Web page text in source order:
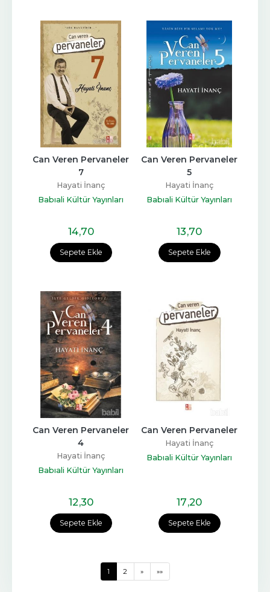
Sepete Ekle
Can Veren Pervaneler
7
Hayati İnanç
Babıali Kültür Yayınları
14,70
Sepete Ekle
Can Veren Pervaneler
5
Hayati İnanç
Babıali Kültür Yayınları
13,70
Sepete Ekle
Can Veren Pervaneler
4
Hayati İnanç
Babıali Kültür Yayınları
12,30
Sepete Ekle
Can Veren Pervaneler
Hayati İnanç
Babıali Kültür Yayınları
17,20
1 2 » »»